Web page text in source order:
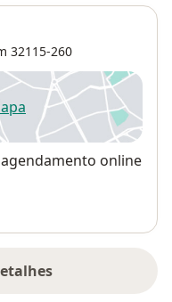
32115-260
num novo separador
online
o endereço